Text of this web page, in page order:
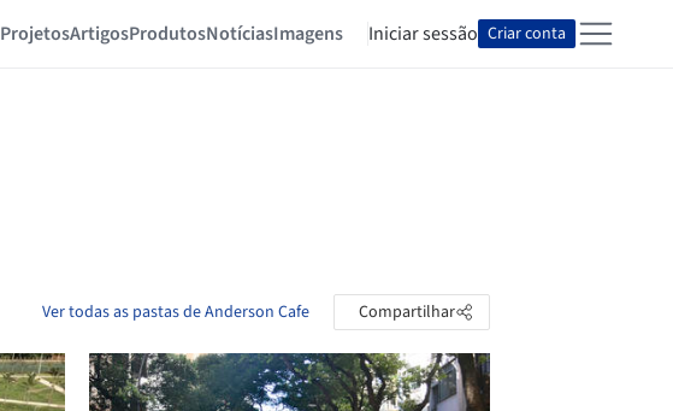
ProjetosArtigosProdutosNotíciasImagens Iniciar sessão Criar conta
Ver todas as pastas de Anderson Cafe Compartilhar